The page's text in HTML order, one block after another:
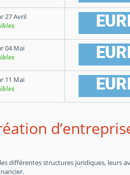
27 Avril
04 Mai
11 Mai
différentes structures juridiques, leurs